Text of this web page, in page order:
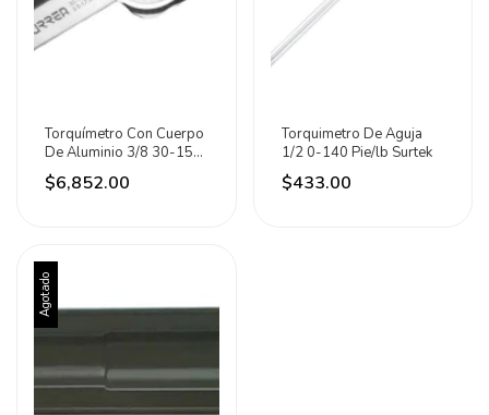
Torquímetro Con Cuerpo
De Aluminio 3/8 30-150
In-lb Urrea
$6,852.00
Torquimetro De Aguja
1/2 0-140 Pie/lb Surtek
$433.00
Agotado